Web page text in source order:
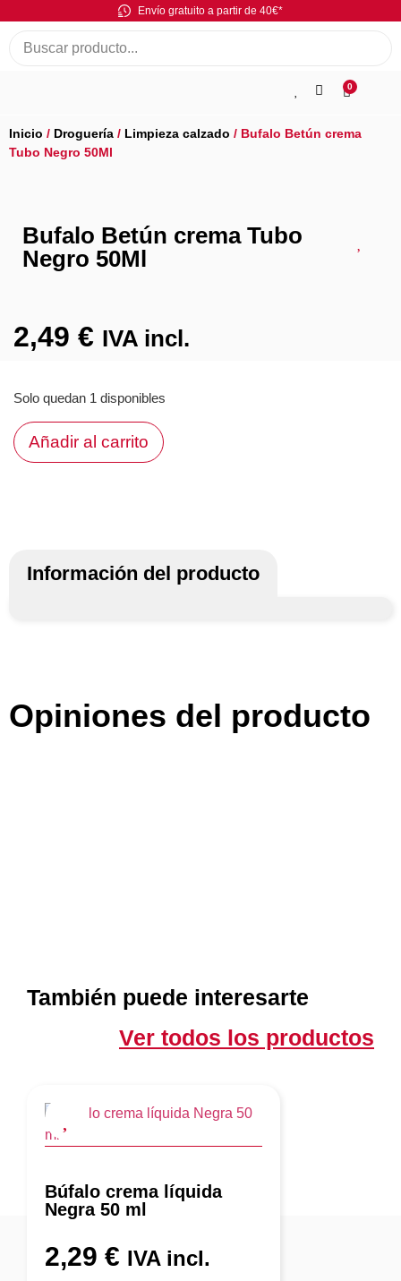
Envío gratuito a partir de 40€*
0
Inicio / Droguería / Limpieza calzado / Bufalo Betún crema
Tubo Negro 50Ml
Bufalo Betún crema Tubo
Negro 50Ml
2,49 € IVA incl.
Solo quedan 1 disponibles
Añadir al carrito
Información del producto
Opiniones del producto
También puede interesarte
Ver todos los productos
Búfalo crema líquida
Negra 50 ml
2,29 € IVA incl.